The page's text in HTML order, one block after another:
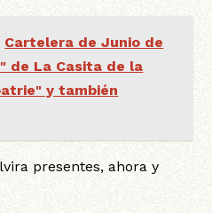
Cartelera de Junio de
de La Casita de la
y también
presentes, ahora y